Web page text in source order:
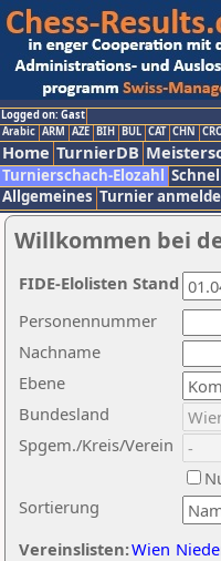
Logged on: Gast
Arabic ARM AZE BIH BUL CAT CHN
Home TurnierDB
Turnierschach-Elozahl
Allgemeines Turnier
Willkommen bei
Nachname
Ebene
Sortierung
Personennummer
Bundesland
Spgem./Kreis/Verein
Vereinslisten:Wien
FIDE-Elolisten Stand